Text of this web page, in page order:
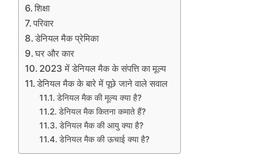
शिक्षा
परिवार
डेनियल मैक प्रेमिका
घर और कार
2023 में डेनियल मैक के संपत्ति का मूल्य
डेनियल मैक के बारे में पूछे जाने वाले सवाल
डेनियल मैक की मूल्य क्या है?
डेनियल मैक कितना कमाते हैं?
डेनियल मैक की आयु क्या है?
डेनियल मैक की ऊचाई क्या है?